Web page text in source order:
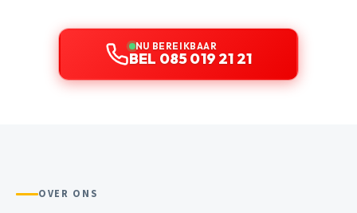
NU BEREIKBAAR
BEL 085 019 21 21
OVER ONS